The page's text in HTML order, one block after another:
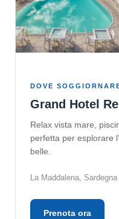
DOVE
Grand Hotel
Relax vista mare,
perfetta per esplorare
belle.
La Maddalena, Sardegna
Prenota ora